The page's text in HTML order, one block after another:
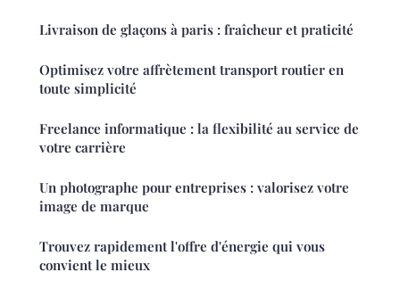
Livraison de glaçons à paris : fraîcheur et praticité
Optimisez votre affrètement transport routier en
toute simplicité
Freelance informatique : la flexibilité au service de
votre carrière
Un photographe pour entreprises : valorisez votre
image de marque
Trouvez rapidement l'offre d'énergie qui vous
convient le mieux